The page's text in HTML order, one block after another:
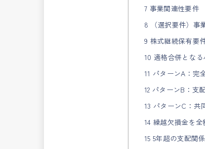
7 事業関連性要件
8 （選択要件）事
9 株式継続保有要
10 適格合併とな
11 パターンA：完
12 パターンB：支
13 パターンC：共
14 繰越欠損金を
15 5年超の支配関